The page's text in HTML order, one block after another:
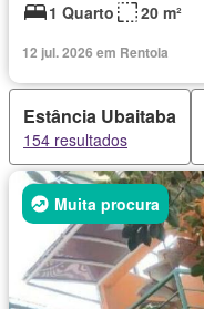
1 Quarto
20 m²
12 jul. 2026 em Rentola
Estância Ubaitaba
154 resultados
Muita procura